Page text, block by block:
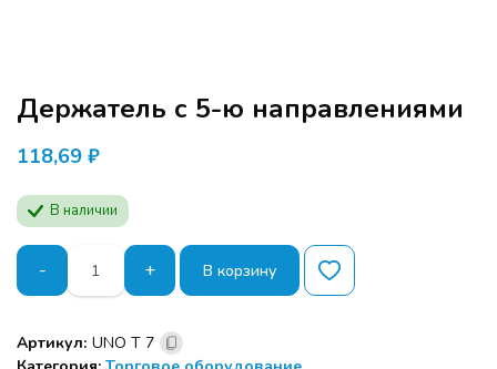
Держатель с 5-ю направлениями
118,69 ₽
В наличии
-
Количество
товара
Держатель
5-
+ В корзину
Артикул: UNO T 7
Программа семинара расчитана для
производителей мебели и дизайнеров.